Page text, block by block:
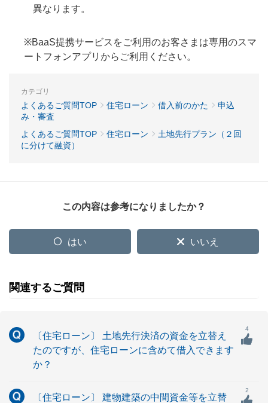
異なります。
※BaaS提携サービスをご利用のお客さまは専用のスマ
ートフォンアプリからご利用ください。
カテゴリ
よくあるご質問TOP 住宅ローン 借入前のかた
申込
み・審査
よくあるご質問TOP
住宅ローン
土地先行プラン（２回
に分けて融資）
この内容は参考になりましたか？
はい いいえ
関連するご質問
〔住宅ローン〕 土地先行決済の資金を立替え
たのですが、住宅ローンに含めて借入できます
か？
4
〔住宅ローン〕 建物建築の中間資金等を立替
2